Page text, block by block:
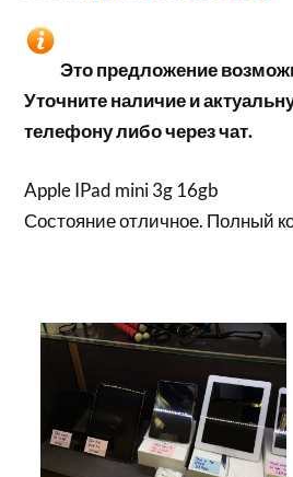
Это предложение
Уточните наличие и
телефону либо через чат.
Apple IPad mini 3g 16gb
Состояние отличное. Полный